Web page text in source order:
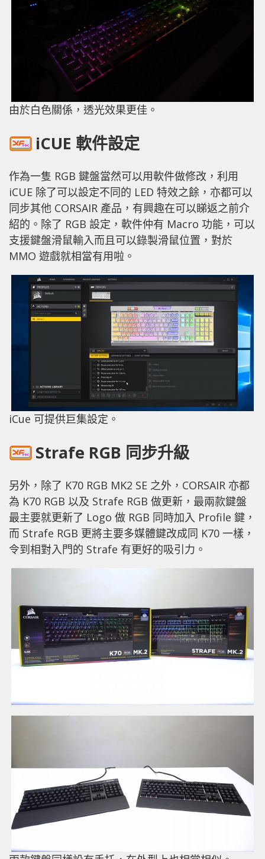
由於白色關係，透光效果更佳。
iCUE 軟件設定
作為一隻 RGB 鍵盤當然可以用軟件做修改，利用
iCUE 除了可以設定不同的 LED 特效之餘，亦都可以
同步其他 CORSAIR 產品，有興趣在可以睇返之前介
紹的。除了 RGB 設定，軟件仲有 Macro 功能，可以
支援鍵盤滑鼠輸入而且可以錄製滑鼠位置，對於
MMO 遊戲就相當有用啦。
iCue 可提供巨集設定。
Strafe RGB 同步升級
另外，除了 K70 RGB MK2 SE 之外，CORSAIR 亦都
為 K70 RGB 以及 Strafe RGB 做更新，最兩款鍵盤
最主要就更新了 Logo 做 RGB 同時加入 Profile 鍵，
而 Strafe RGB 更將主要多媒體鍵改成同 K70 一樣，
令到相對入門的 Strafe 有更好的吸引力。